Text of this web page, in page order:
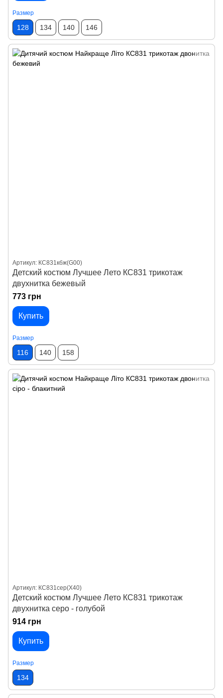
Размер
128 134 140 146
Артикул: КС831кбж(G00)
Детский костюм Лучшее Лето КС831 трикотаж
двухнитка бежевый
773 грн
Купить
Размер
116 140 158
Артикул: КС831сер(X40)
Детский костюм Лучшее Лето КС831 трикотаж
двухнитка серо - голубой
914 грн
Купить
Размер
134